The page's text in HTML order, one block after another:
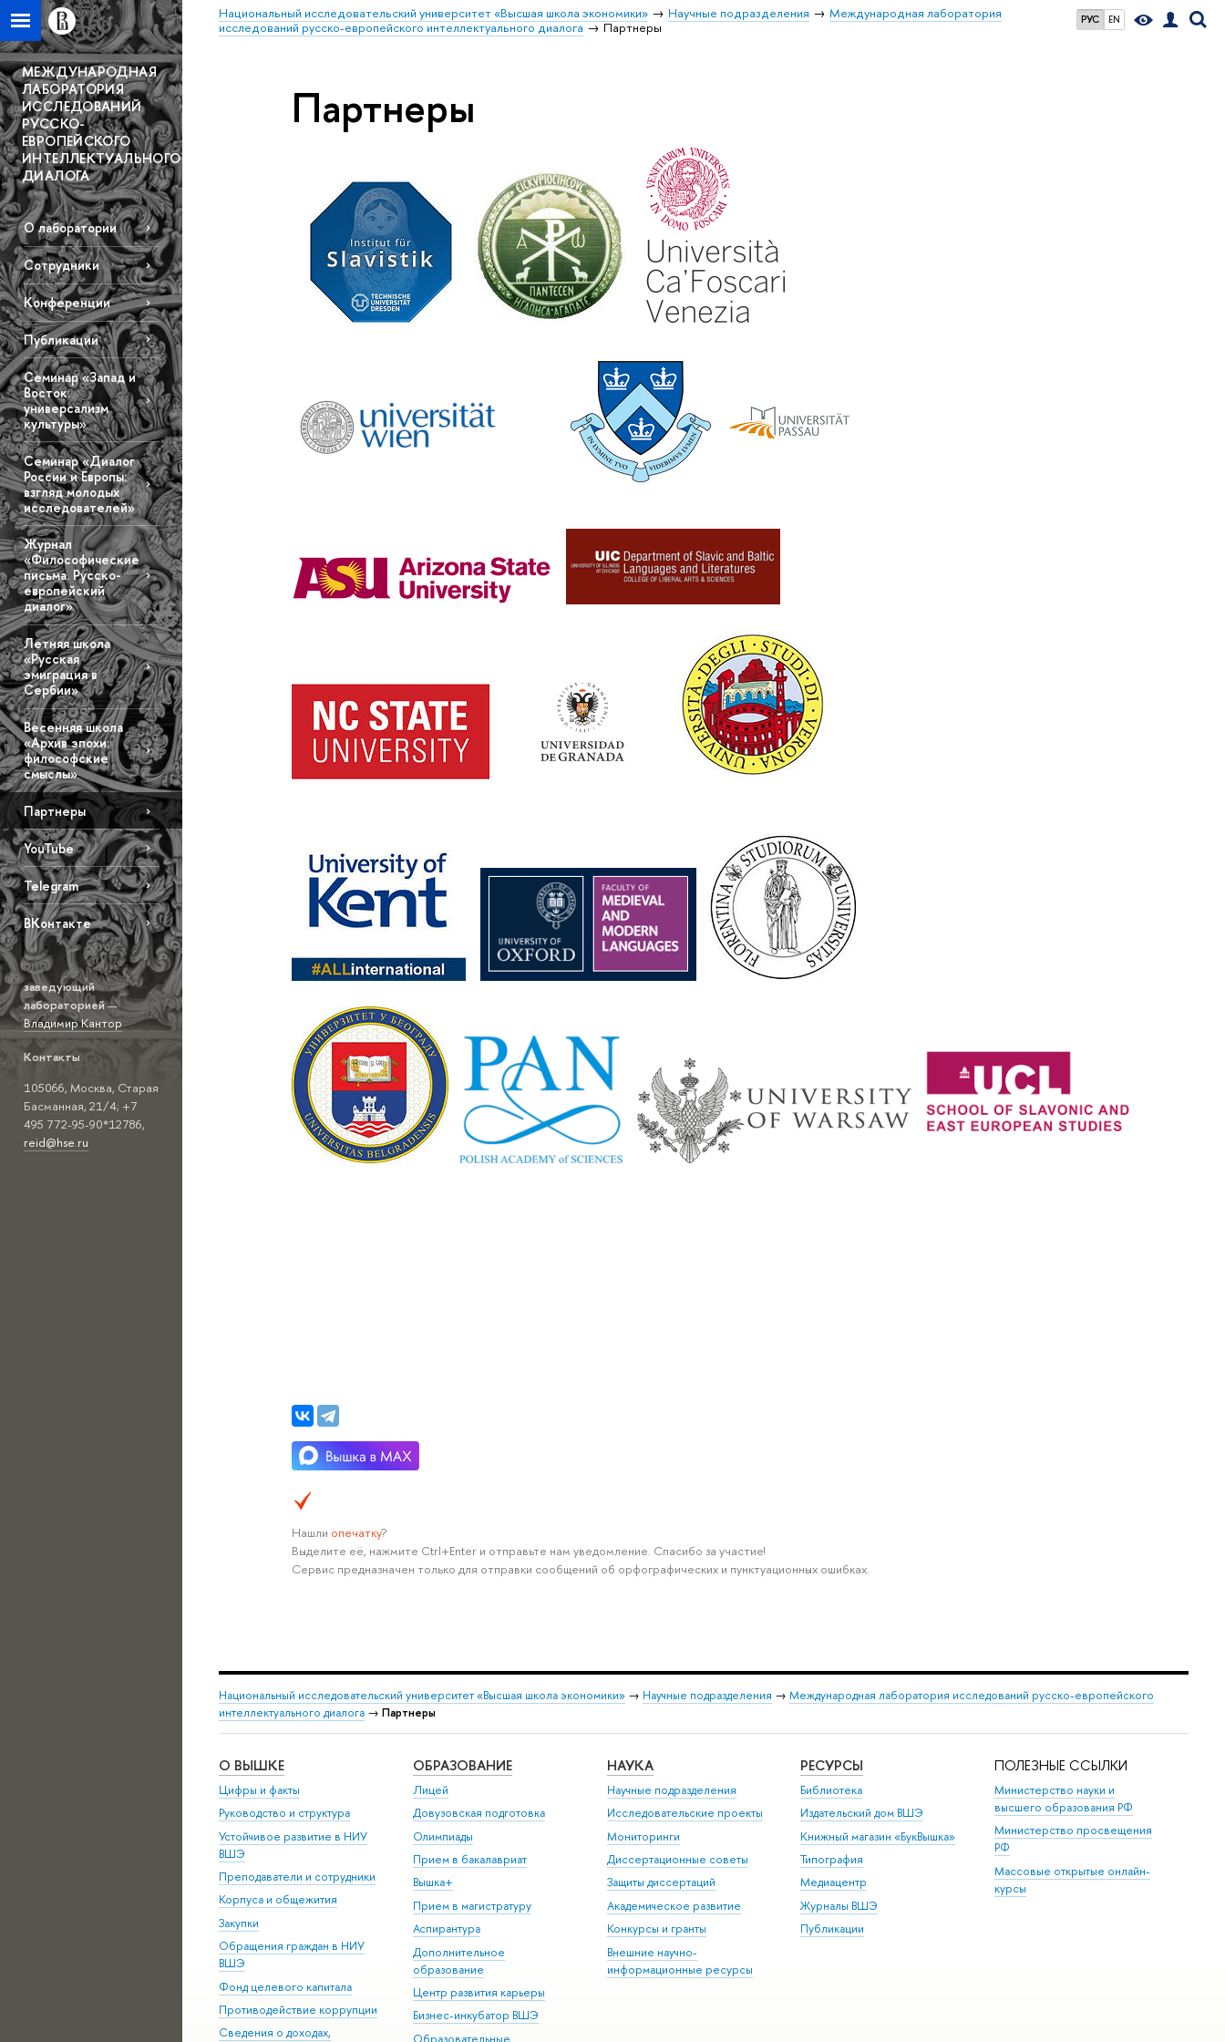
РУС EN
Национальный исследовательский университет «Высшая школа экономики» Научные подразделения
Международная лаборатория
исследований русско-европейского интеллектуального диалога
Партнеры
МЕЖДУНАРОДНАЯ
ЛАБОРАТОРИЯ
ИССЛЕДОВАНИЙ
РУССКО-
ЕВРОПЕЙСКОГО
ИНТЕЛЛЕКТУАЛЬНОГО
ДИАЛОГА
О лаборатории
Сотрудники
Конференции
Публикации
Семинар «Запад и
Восток:
универсализм
культуры»
Семинар «Диалог
России и Европы:
взгляд молодых
исследователей»
Журнал
«Философические
письма. Русско-
европейский
диалог»
Летняя школа
«Русская
эмиграция в
Сербии»
Весенняя школа
«Архив эпохи:
философские
смыслы»
Партнеры
YouTube
Telegram
ВКонтакте
заведующий
лабораторией—
Владимир Кантор
Контакты
105066, Москва, Старая
Басманная, 21/4; +7
495 772-95-90*12786,
reid@hse.ru
Партнеры
Нашли опечатку?
Выделите её, нажмите Ctrl+Enter и отправьте нам уведомление. Спасибо за участие!
Сервис предназначен только для отправки сообщений об орфографических и пунктуационных ошибках.
Национальный исследовательский университет «Высшая школа экономики» → Научные подразделения → Международная лаборатория исследований русско-европейского
интеллектуального диалога → Партнеры
О ВЫШКЕ
Цифры и факты
Руководство и структура
Устойчивое развитие в НИУ
ВШЭ
Преподаватели и сотрудники
Корпуса и общежития
Закупки
Обращения граждан в НИУ
ВШЭ
Фонд целевого капитала
Противодействие коррупции
Сведения о доходах,
ОБРАЗОВАНИЕ
Лицей
Довузовская подготовка
Олимпиады
Прием в бакалавриат
Вышка+
Прием в магистратуру
Аспирантура
Дополнительное
образование
Центр развития карьеры
Бизнес-инкубатор ВШЭ
Образовательные
НАУКА
Научные подразделения
Исследовательские проекты
Мониторинги
Диссертационные советы
Защиты диссертаций
Академическое развитие
Конкурсы и гранты
Внешние научно-
информационные ресурсы
РЕСУРСЫ
Библиотека
Издательский дом ВШЭ
Книжный магазин «БукВышка»
Типография
Медиацентр
Журналы ВШЭ
Публикации
ПОЛЕЗНЫЕ ССЫЛКИ
Министерство науки и
высшего образования РФ
Министерство просвещения
РФ
Массовые открытые онлайн-
курсы